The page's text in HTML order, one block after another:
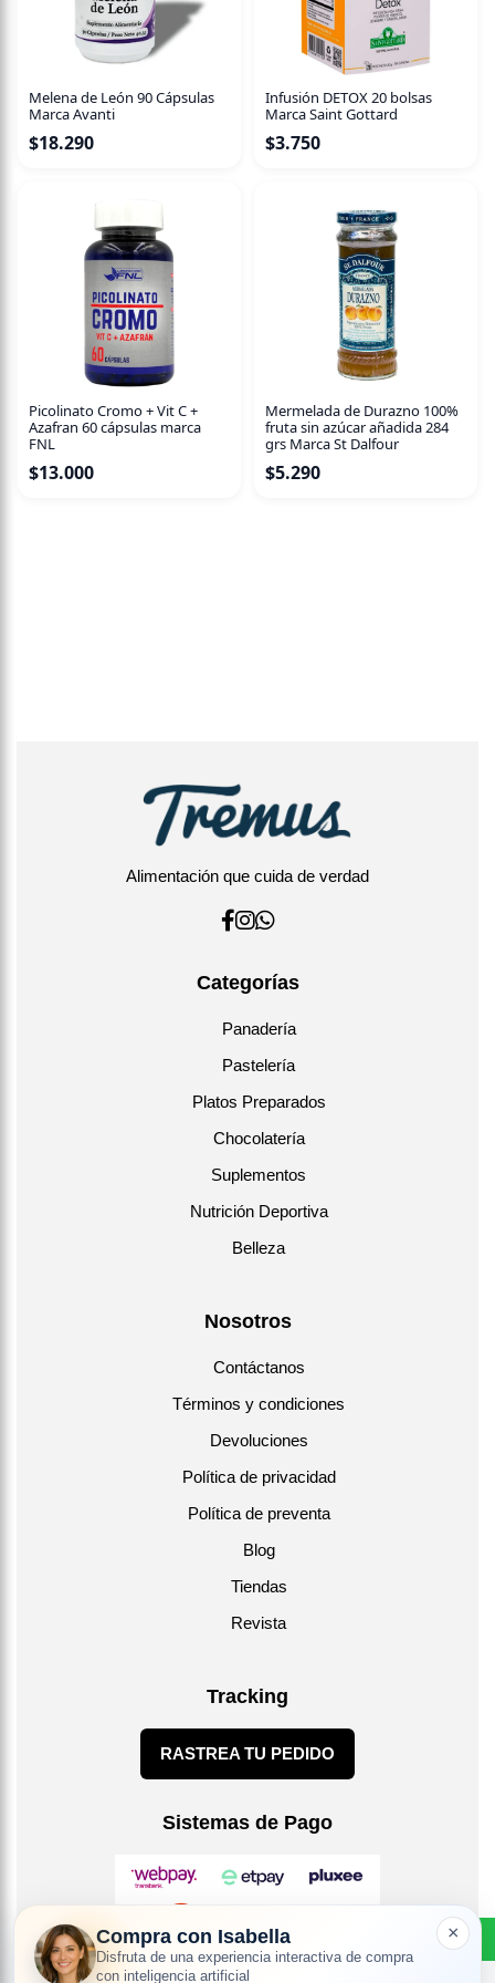
protectora natural de la piel y ha sido clínicamente
probada para la piel del bebé. Aplicar sobre la piel limpia
y seca en cada cambio de pañal.
Dale a tu bebé un cuidado suave y confiable con Sanosan.
Melena de León 90 Cápsulas
Marca Avanti
$18.290
Infusión DETOX 20 bolsas
Marca Saint Gottard
$3.750
Picolinato Cromo + Vit C +
Azafran 60 cápsulas marca
FNL
$13.000
Mermelada de Durazno 100%
fruta sin azúcar añadida 284
grs Marca St Dalfour
$5.290
Alimentación que cuida de verdad
Categorías
Panadería
Pastelería
Platos Preparados
Chocolatería
Suplementos
Nutrición Deportiva
Belleza
Nosotros
Contáctanos
Términos y condiciones
Devoluciones
Política de privacidad
Política de preventa
Blog
Tiendas
Revista
Tracking
RASTREA TU PEDIDO
Sistemas de Pago